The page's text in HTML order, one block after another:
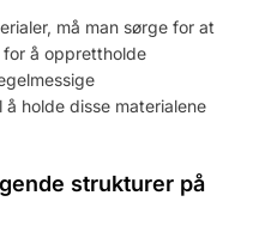
må man sørge for at
å opprettholde
holde disse materialene
strukturer på